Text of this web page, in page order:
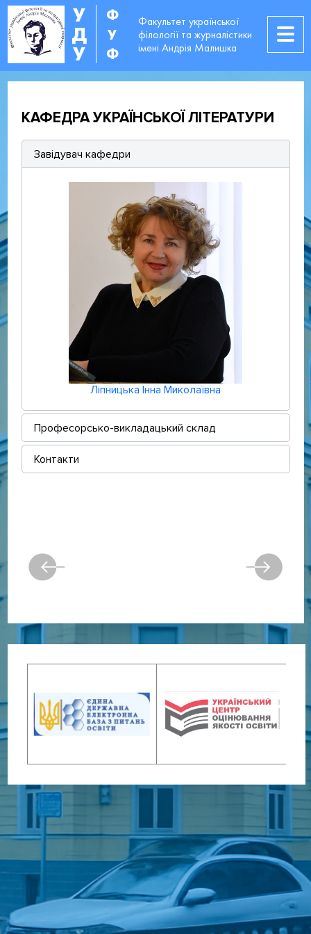
У
Д
У
Ф
У
Ф
Факультет української
філології та журналістики
імені Андрія Малишка
КАФЕДРА УКРАЇНСЬКОЇ ЛІТЕРАТУРИ
Завідувач кафедри
Ліпницька Інна Миколаївна
Професорсько-викладацький склад
Контакти